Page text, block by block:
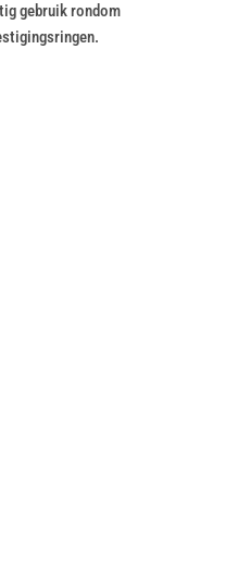
gebruik rondom